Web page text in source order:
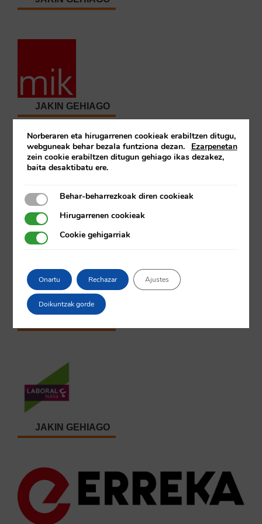
JAKIN GEHIAGO
JAKIN GEHIAGO
JAKIN GEHIAGO
Norberaren eta hirugarrenen cookieak erabiltzen ditugu,
webguneak behar bezala funtziona dezan.
Ezarpenetan
zein cookie erabiltzen ditugun gehiago ikas dezakez,
baita desaktibatu ere.
Behar-beharrezkoak diren cookieak
Behar-beharrezkoak diren cookieak
Hirugarrenen cookieak
Hirugarrenen cookieak
Cookie gehigarriak
Cookie gehigarriak
Onartu Rechazar Ajustes
Doikuntzak gorde